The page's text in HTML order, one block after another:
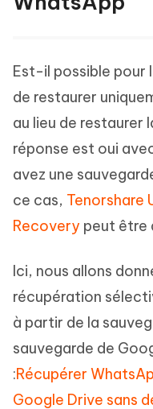
Est-il possible pour
de restaurer
au lieu de restaurer
réponse est oui
avez une
ce cas, Tenorshare
Recovery peut être
Ici, nous allons
récupération
à partir de la
sauvegarde de
:Récupérer
Google Drive sans